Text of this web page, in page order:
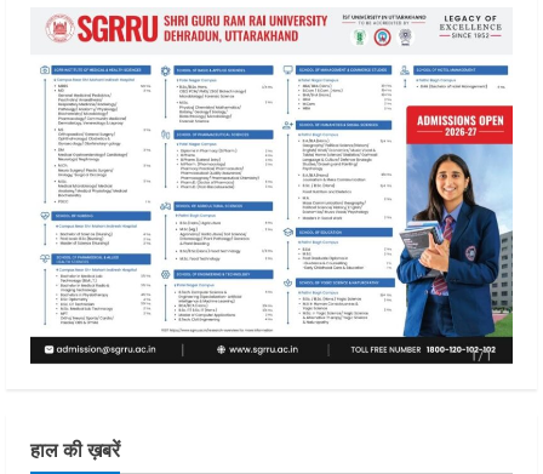
हाल की ख़बरें